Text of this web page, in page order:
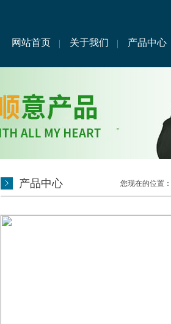
网站首页 关于我们 产品中心
产品中心 您现在的位置：